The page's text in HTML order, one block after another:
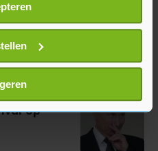
over uw geografische
nauwkeurig kan zijn
door het actief te
(fingerprinting)
gegevens worden
in het
moment wijzigen of
met
op